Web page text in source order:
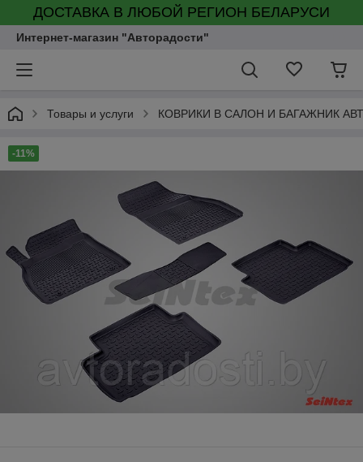
ДОСТАВКА В ЛЮБОЙ РЕГИОН БЕЛАРУСИ
Интернет-магазин "Авторадости"
Товары и услуги КОВРИКИ В САЛОН И БАГАЖНИК
-11%